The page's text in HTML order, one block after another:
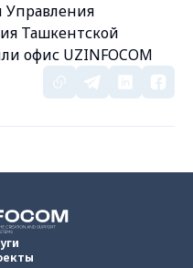
Управления
Ташкентской
офис UZINFOCOM